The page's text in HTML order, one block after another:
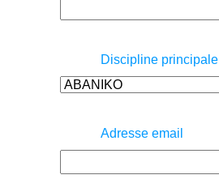
Discipline principale
Adresse email